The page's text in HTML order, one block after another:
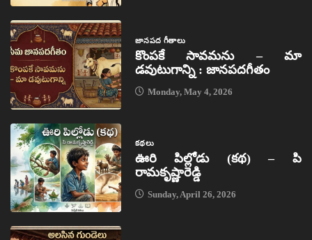
జానపద గీతాలు
కొంపకే సావమను – మా
డవుటుగాన్ని : జానపదగీతం
Monday, May 4, 2026
కథలు
ఊరి పిల్లోడు (కథ) – పి
రామకృష్ణారెడ్డి
Sunday, April 26, 2026